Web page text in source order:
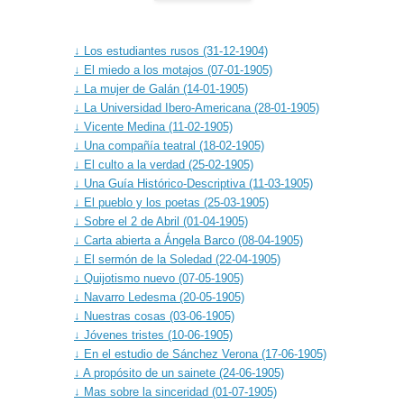
↓ Los estudiantes rusos (31-12-1904)
↓ El miedo a los motajos (07-01-1905)
↓ La mujer de Galán (14-01-1905)
↓ La Universidad Ibero-Americana (28-01-1905)
↓ Vicente Medina (11-02-1905)
↓ Una compañía teatral (18-02-1905)
↓ El culto a la verdad (25-02-1905)
↓ Una Guía Histórico-Descriptiva (11-03-1905)
↓ El pueblo y los poetas (25-03-1905)
↓ Sobre el 2 de Abril (01-04-1905)
↓ Carta abierta a Ángela Barco (08-04-1905)
↓ El sermón de la Soledad (22-04-1905)
↓ Quijotismo nuevo (07-05-1905)
↓ Navarro Ledesma (20-05-1905)
↓ Nuestras cosas (03-06-1905)
↓ Jóvenes tristes (10-06-1905)
↓ En el estudio de Sánchez Verona (17-06-1905)
↓ A propósito de un sainete (24-06-1905)
↓ Mas sobre la sinceridad (01-07-1905)